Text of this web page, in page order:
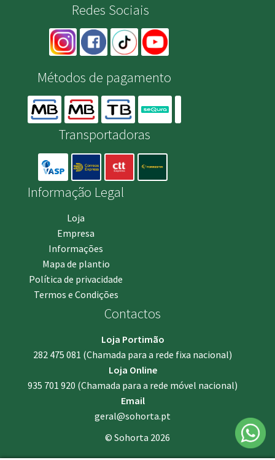
Redes Sociais
Métodos de pagamento
Transportadoras
Informação Legal
Loja
Empresa
Informações
Mapa de plantio
Política de privacidade
Termos e Condições
Contactos
Loja Portimão
282 475 081 (Chamada para a rede fixa nacional)
Loja Online
935 701 920 (Chamada para a rede móvel nacional)
Email
geral@sohorta.pt
© Sohorta 2026